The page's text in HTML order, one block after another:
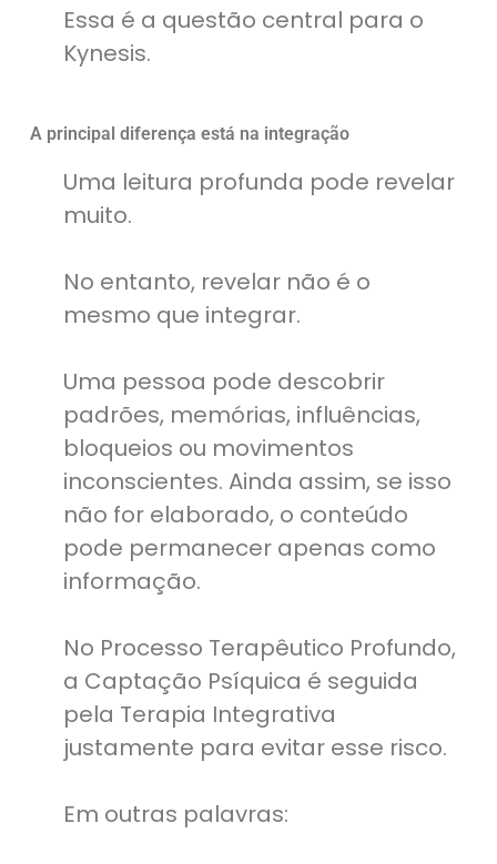
Essa é a questão central para o
Kynesis.
A principal diferença está na integração
Uma leitura profunda pode revelar
muito.
No entanto, revelar não é o
mesmo que integrar.
Uma pessoa pode descobrir
padrões, memórias, influências,
bloqueios ou movimentos
inconscientes. Ainda assim, se isso
não for elaborado, o conteúdo
pode permanecer apenas como
informação.
No Processo Terapêutico Profundo,
a Captação Psíquica é seguida
pela Terapia Integrativa
justamente para evitar esse risco.
Em outras palavras: